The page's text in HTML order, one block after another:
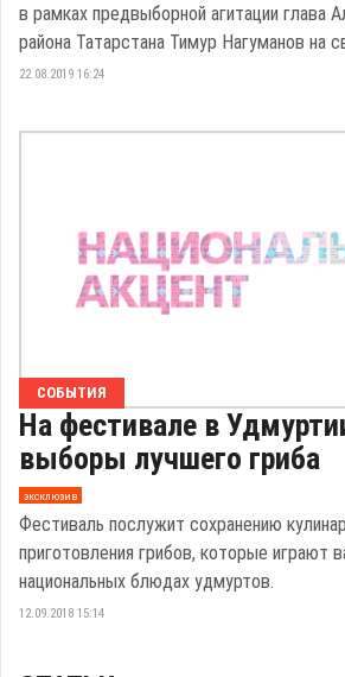
в рамках предвыборной агитации глава
района Татарстана Тимур Нагуманов на
22.08.2019 16:24
СОБЫТИЯ
На фестивале в
выборы лучшего гриба
эксклюзив
Фестиваль послужит сохранению
приготовления грибов, которые играют
национальных блюдах удмуртов.
12.09.2018 15:14